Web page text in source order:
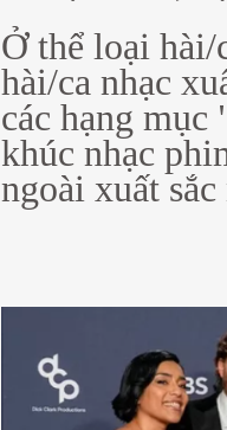
Ở thể loại
hài/ca nhạc
các hạng
khúc nhạc
ngoài xuất